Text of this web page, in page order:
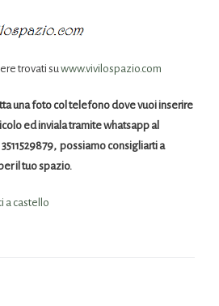
trovati suwww.vivilospazio.com
una foto col telefono dove vuoi inserire
ed inviala tramite whatsapp al
3511529879, possiamo consigliarti a
il tuo spazio.
a castello